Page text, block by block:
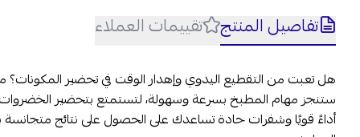
تفاصيل المنتج تقييمات العملاء
هل تعبت من التقطيع اليدوي وإهدار الوقت في تحضير المكونات؟
ستنجز مهام المطبخ بسرعة وسهولة، لتستمتع بتحضير
أداءً قويًا وشفرات حادة تساعدك على الحصول على نتائج متجانسة